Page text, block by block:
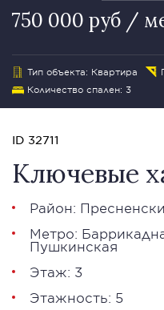
750 000 руб /
Тип объекта: Квартира
Количество спален: 3
ID 32711
Ключевые
Район:
Метро:
Пушкинская
Этаж: 3
Этажность: 5